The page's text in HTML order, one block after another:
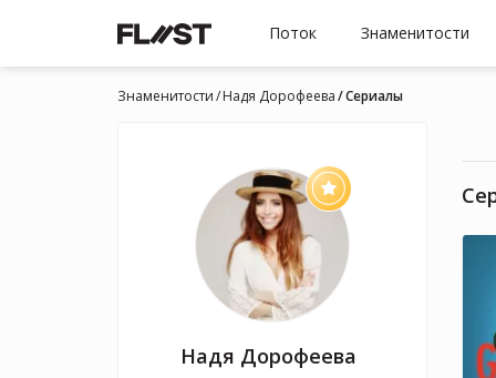
Поток Знаменитости
Знаменитости Надя Дорофеева Cериалы
Надя Дорофеева